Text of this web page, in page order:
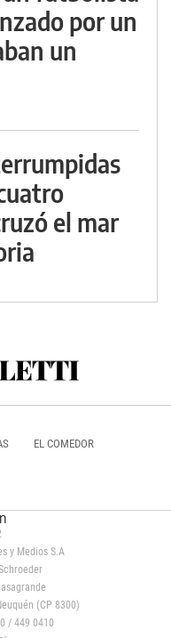
por un
un
el mar
EL COMEDOR
y Medios S.A
(CP 8300)
/ 449 0410